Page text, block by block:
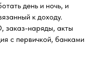
день и ночь, и
к доходу.
заказ-наряды, акты
с первичкой, банками